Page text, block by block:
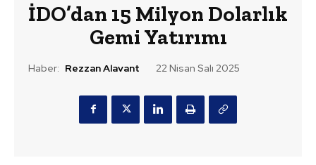
İDO’dan 15 Milyon Dolarlık
Gemi Yatırımı
Haber: Rezzan Alavant 22 Nisan Salı 2025